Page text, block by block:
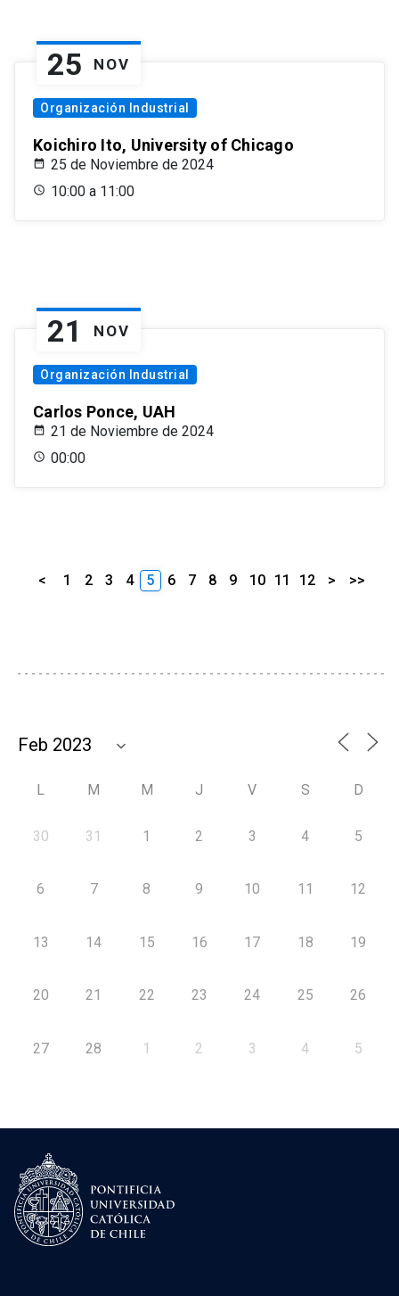
25 NOV
Organización Industrial
Koichiro Ito, University of Chicago
25 de Noviembre de 2024
10:00 a 11:00
21 NOV
Organización Industrial
Carlos Ponce, UAH
21 de Noviembre de 2024
00:00
< 1 2 3 4 5 6 7 8 9 10 11 12 > >>
L M M J V S D
30 31 1 2 3 4 5
6 7 8 9 10 11 12
13 14 15 16 17 18 19
20 21 22 23 24 25 26
27 28 1 2 3 4 5